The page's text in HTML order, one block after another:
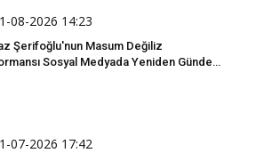
08-2026 14:23
Şerifoğlu'nun Masum Değiliz
Sosyal Medyada Yeniden Gündem
07-2026 17:42